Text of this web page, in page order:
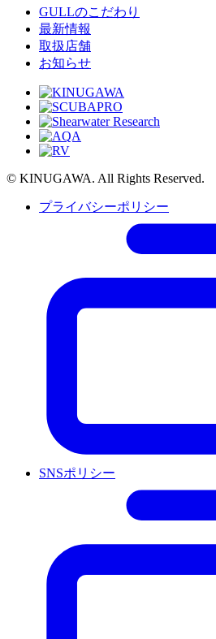
GULLのこだわり
最新情報
取扱店舗
お知らせ
© KINUGAWA. All Rights Reserved.
プライバシーポリシー
SNSポリシー